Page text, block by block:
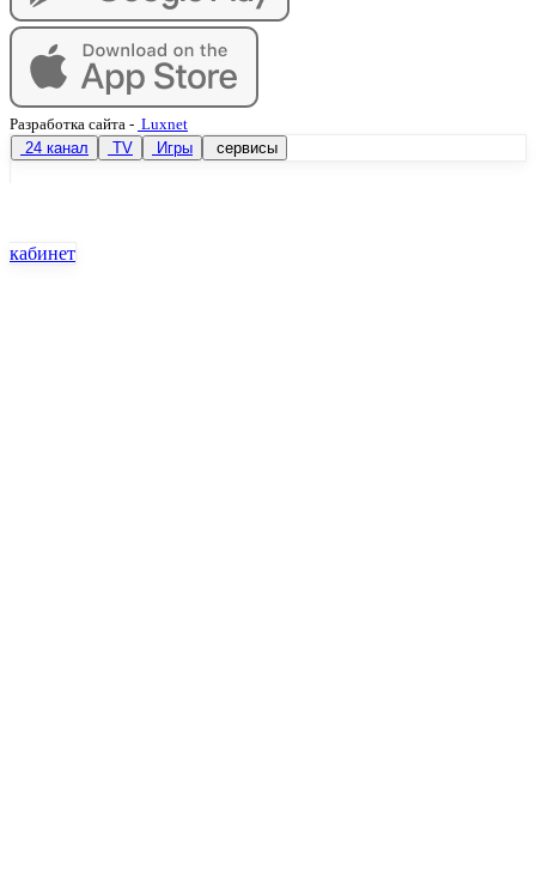
Разработка сайта - Luxnet
24 канал
TV Игры сервисы
кабинет